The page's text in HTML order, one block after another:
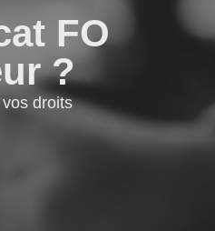
FO
?
droits